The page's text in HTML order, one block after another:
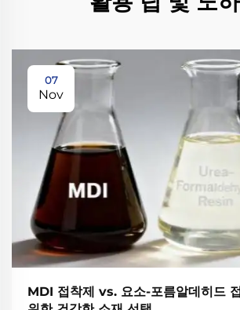
07
Nov
MDI 접착제 vs. 요소-포름알데히드